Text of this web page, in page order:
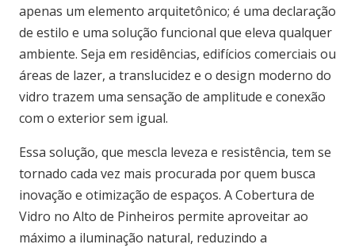
apenas um elemento arquitetônico; é uma declaração
de estilo e uma solução funcional que eleva qualquer
ambiente. Seja em residências, edifícios comerciais ou
áreas de lazer, a translucidez e o design moderno do
vidro trazem uma sensação de amplitude e conexão
com o exterior sem igual.
Essa solução, que mescla leveza e resistência, tem se
tornado cada vez mais procurada por quem busca
inovação e otimização de espaços. A Cobertura de
Vidro no Alto de Pinheiros permite aproveitar ao
máximo a iluminação natural, reduzindo a